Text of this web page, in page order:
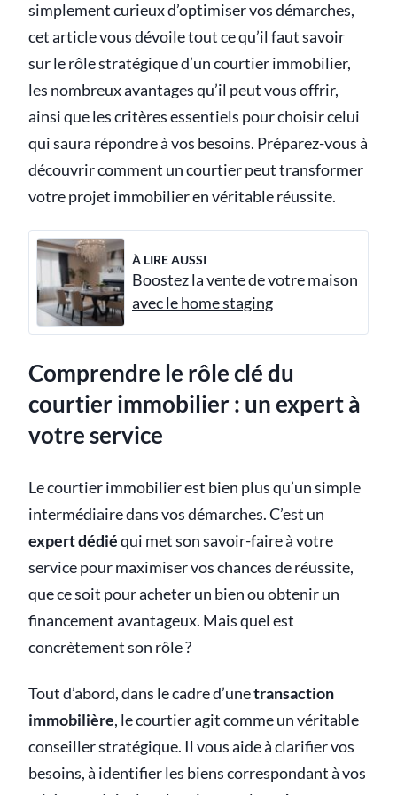
simplement curieux d’optimiser vos démarches,
cet article vous dévoile tout ce qu’il faut savoir
sur le rôle stratégique d’un courtier immobilier,
les nombreux avantages qu’il peut vous offrir,
ainsi que les critères essentiels pour choisir celui
qui saura répondre à vos besoins. Préparez-vous à
découvrir comment un courtier peut transformer
votre projet immobilier en véritable réussite.
À LIRE AUSSI
Boostez la vente de votre maison
avec le home staging
Comprendre le rôle clé du
courtier immobilier : un expert à
votre service
Le courtier immobilier est bien plus qu’un simple
intermédiaire dans vos démarches. C’est un
expert dédiéqui met son savoir-faire à votre
service pour maximiser vos chances de réussite,
que ce soit pour acheter un bien ou obtenir un
financement avantageux. Mais quel est
concrètement son rôle ?
Tout d’abord, dans le cadre d’unetransaction
immobilière, le courtier agit comme un véritable
conseiller stratégique. Il vous aide à clarifier vos
besoins, à identifier les biens correspondant à vos